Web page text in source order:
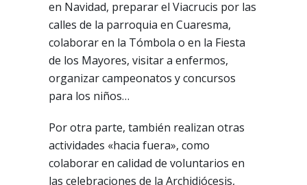
en Navidad, preparar el Viacrucis por las
calles de la parroquia en Cuaresma,
colaborar en la Tómbola o en la Fiesta
de los Mayores, visitar a enfermos,
organizar campeonatos y concursos
para los niños…
Por otra parte, también realizan otras
actividades «hacia fuera», como
colaborar en calidad de voluntarios en
las celebraciones de la Archidiócesis,